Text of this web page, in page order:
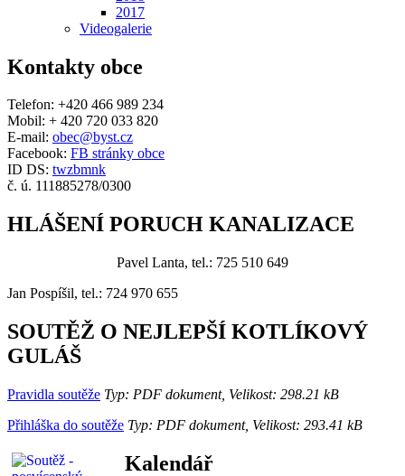
2017
Videogalerie
Kontakty obce
Telefon: +420 466 989 234
Mobil: + 420 720 033 820
E-mail: obec@byst.cz
Facebook: FB stránky obce
ID DS: twzbmnk
č. ú. 111885278/0300
HLÁŠENÍ PORUCH KANALIZACE
Pavel Lanta, tel.: 725 510 649
Jan Pospíšil, tel.: 724 970 655
SOUTĚŽ O NEJLEPŠÍ KOTLÍKOVÝ
GULÁŠ
Pravidla soutěže Typ: PDF dokument, Velikost: 298.21 kB
Přihláška do soutěže Typ: PDF dokument, Velikost: 293.41 kB
Kalendář